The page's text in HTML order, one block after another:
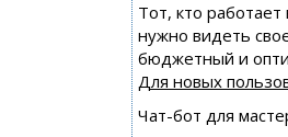
Тот, кто
нужно видеть
бюджетный и
Для новых
Чат-бот для